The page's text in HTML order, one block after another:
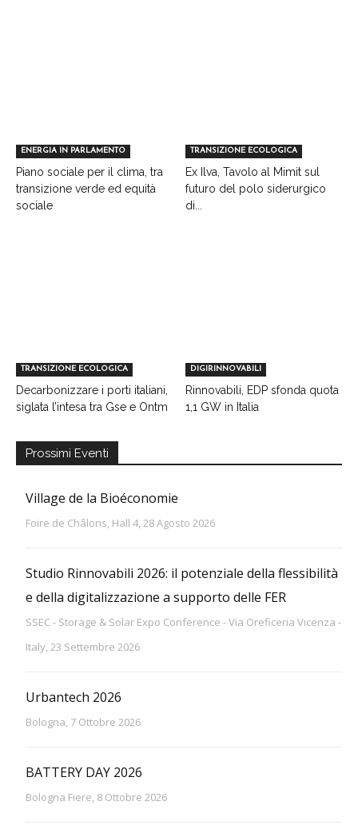
ENERGIA IN PARLAMENTO
Piano sociale per il clima, tra
transizione verde ed equità
sociale
TRANSIZIONE ECOLOGICA
Ex Ilva, Tavolo al Mimit sul
futuro del polo siderurgico
di...
TRANSIZIONE ECOLOGICA
Decarbonizzare i porti italiani,
siglata l’intesa tra Gse e Ontm
DIGIRINNOVABILI
Rinnovabili, EDP sfonda quota
1,1 GW in Italia
Prossimi Eventi
Village de la Bioéconomie
Foire de Châlons, Hall 4, 28 Agosto 2026
Studio Rinnovabili 2026: il potenziale della flessibilità
e della digitalizzazione a supporto delle FER
SSEC - Storage & Solar Expo Conference - Via Oreficeria Vicenza -
Italy, 23 Settembre 2026
Urbantech 2026
Bologna, 7 Ottobre 2026
BATTERY DAY 2026
Bologna Fiere, 8 Ottobre 2026